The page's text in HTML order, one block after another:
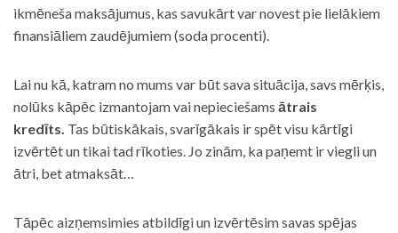
ikmēneša maksājumus, kas savukārt var novest pie lielākiem
finansiāliem zaudējumiem (soda procenti).
Lai nu kā, katram no mums var būt sava situācija, savs mērķis,
nolūks kāpēc izmantojam vai nepieciešams ātrais
kredīts. Tas būtiskākais, svarīgākais ir spēt visu kārtīgi
izvērtēt un tikai tad rīkoties. Jo zinām, ka paņemt ir viegli un
ātri, bet atmaksāt…
Tāpēc aizņemsimies atbildīgi un izvērtēsim savas spējas